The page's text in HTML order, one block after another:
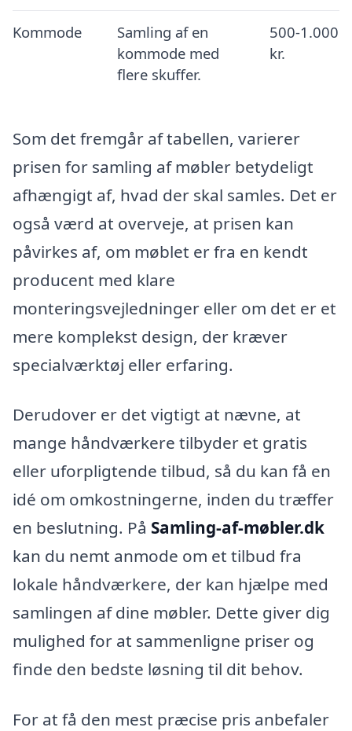
Kommode
Samling af en
kommode med
flere skuffer.
500-1.000
kr.
Som det fremgår af tabellen, varierer
prisen for samling af møbler betydeligt
afhængigt af, hvad der skal samles. Det er
også værd at overveje, at prisen kan
påvirkes af, om møblet er fra en kendt
producent med klare
monteringsvejledninger eller om det er et
mere komplekst design, der kræver
specialværktøj eller erfaring.
Derudover er det vigtigt at nævne, at
mange håndværkere tilbyder et gratis
eller uforpligtende tilbud, så du kan få en
idé om omkostningerne, inden du træffer
en beslutning. På Samling-af-møbler.dk
kan du nemt anmode om et tilbud fra
lokale håndværkere, der kan hjælpe med
samlingen af dine møbler. Dette giver dig
mulighed for at sammenligne priser og
finde den bedste løsning til dit behov.
For at få den mest præcise pris anbefaler